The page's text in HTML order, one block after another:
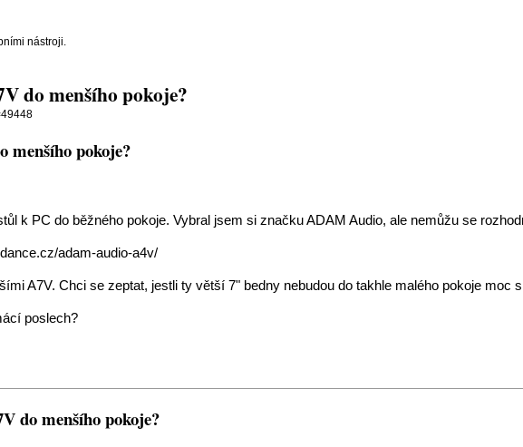
nástroji.
do menšího pokoje?
menšího pokoje?
k PC do běžného pokoje. Vybral jsem si značku ADAM Audio, ale nemůžu se
adam-audio-a4v/
A7V. Chci se zeptat, jestli ty větší 7" bedny nebudou do takhle malého pokoje moc
poslech?
do menšího pokoje?